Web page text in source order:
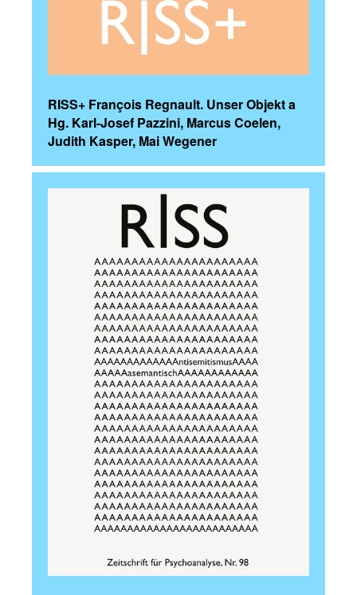
RISS+ François Regnault. Unser Objekt a
Hg. Karl-Josef Pazzini, Marcus Coelen,
Judith Kasper, Mai Wegener